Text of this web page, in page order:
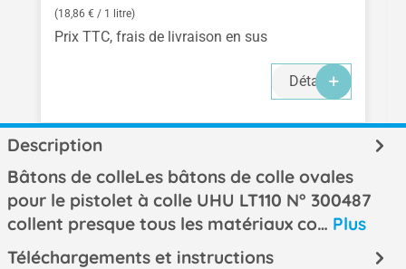
(18,86 € / 1 litre)
Prix TTC, frais de livraison en sus
Détails
Description
Bâtons de colleLes bâtons de colle ovales
pour le pistolet à colle UHU LT110 N° 300487
collent presque tous les matériaux co… Plus
Téléchargements et instructions